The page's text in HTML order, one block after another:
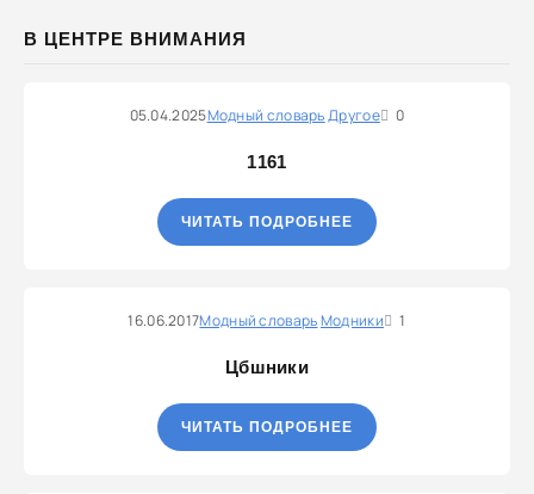
В ЦЕНТРЕ ВНИМАНИЯ
05.04.2025Модный словарьДругое 0
1161
ЧИТАТЬ ПОДРОБНЕЕ
16.06.2017Модный словарьМодники 1
Цбшники
ЧИТАТЬ ПОДРОБНЕЕ